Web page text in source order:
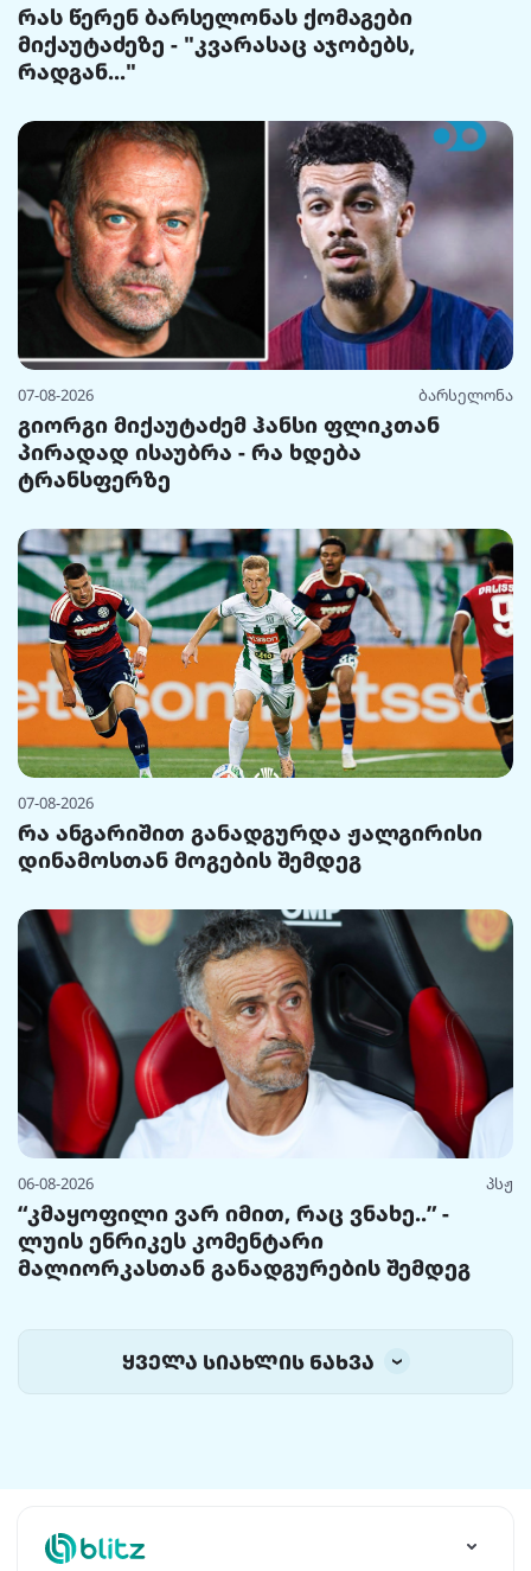
რას წერენ ბარსელონას ქომაგები
მიქაუტაძეზე - "კვარასაც აჯობებს,
რადგან..."
07-08-2026 ბარსელონა
გიორგი მიქაუტაძემ ჰანსი ფლიკთან
პირადად ისაუბრა - რა ხდება
ტრანსფერზე
07-08-2026
რა ანგარიშით განადგურდა ჟალგირისი
დინამოსთან მოგების შემდეგ
06-08-2026 პსჟ
“კმაყოფილი ვარ იმით, რაც ვნახე..” -
ლუის ენრიკეს კომენტარი
მალიორკასთან განადგურების შემდეგ
ყველა სიახლის ნახვა